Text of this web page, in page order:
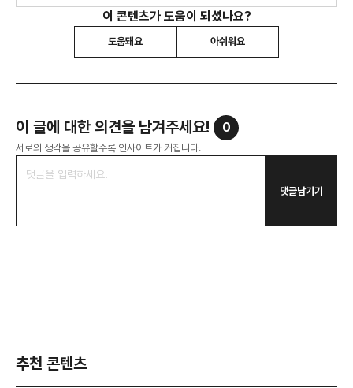
이 콘텐츠가 도움이 되셨나요?
도움돼요 아쉬워요
이 글에 대한 의견을 남겨주세요! 0
서로의 생각을 공유할수록 인사이트가 커집니다.
댓글남기기
추천 콘텐츠